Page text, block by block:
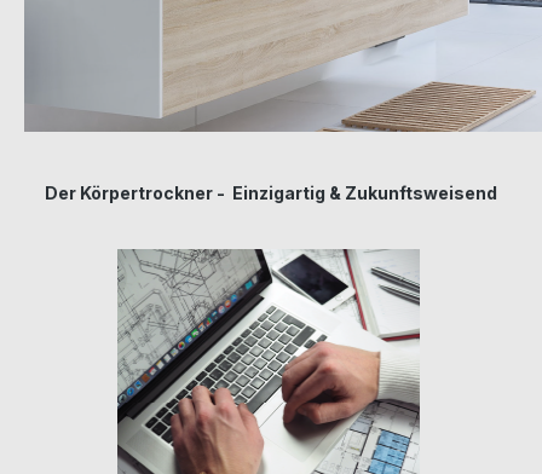
Der Körpertrockner - Einzigartig & Zukunftsweisend